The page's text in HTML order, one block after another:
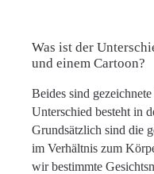
Was ist der
und einem Cartoon?
Beides sind
Unterschied besteht in
Grundsätzlich sind die
im Verhältnis zum
wir bestimmte